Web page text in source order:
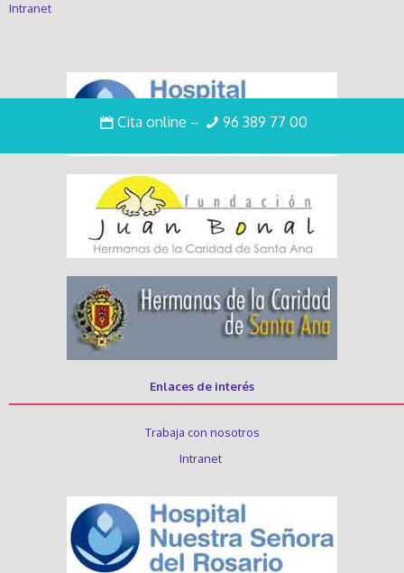
Cita online – 96 389 77 00
Intranet
Enlaces de interés
Trabaja con nosotros
Intranet